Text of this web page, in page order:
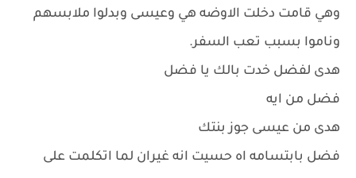
وهي قامت دخلت الاوضه هي وعيسى وبدلوا ملابسهم
وناموا بسبب تعب السفر.
هدى لفضل خدت بالك يا فضل
فضل من ايه
هدى من عيسى جوز بنتك
فضل بابتسامه اه حسيت انه غيران لما اتكلمت على